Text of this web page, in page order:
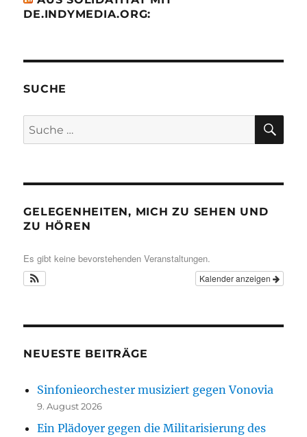
DE.INDYMEDIA.ORG:
SUCHE
Suche
nach:
GELEGENHEITEN, MICH ZU SEHEN UND
ZU HÖREN
Es gibt keine bevorstehenden Veranstaltungen.
Kalender anzeigen
NEUESTE BEITRÄGE
Sinfonieorchester musiziert gegen Vonovia
9. August 2026
Ein Plädoyer gegen die Militarisierung des